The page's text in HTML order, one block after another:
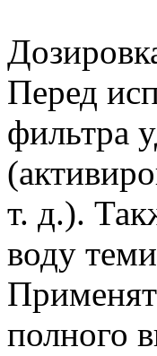
Перед
фильтра
т. д.).
воду
полного